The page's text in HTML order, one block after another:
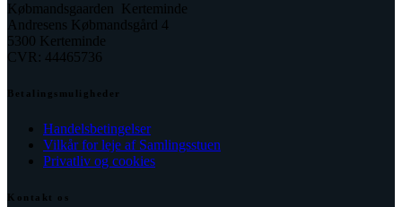
Købmandsgaarden Kerteminde
Andresens Købmandsgård 4
5300 Kerteminde
CVR: 44465736
Betalingsmuligheder
Handelsbetingelser
Vilkår for leje af Samlingsstuen
Privatliv og cookies
Kontakt os